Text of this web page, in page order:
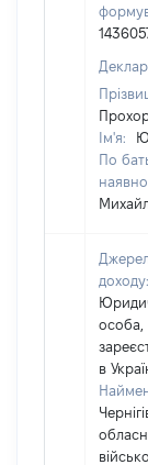
Ім'я:
По
доходу:
особа,
в